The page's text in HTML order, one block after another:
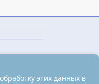
этих данных в